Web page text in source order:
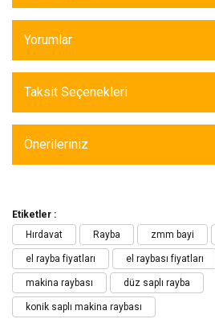
Yorumlar
Taksit Seçenekleri
Önerileriniz
Etiketler :
Hırdavat
Rayba zmm bayi
el rayba fiyatları el raybası fiyatları
makina raybası düz saplı rayba
konik saplı makina raybası